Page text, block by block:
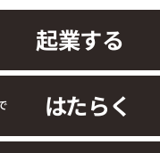
起業する
はたらく